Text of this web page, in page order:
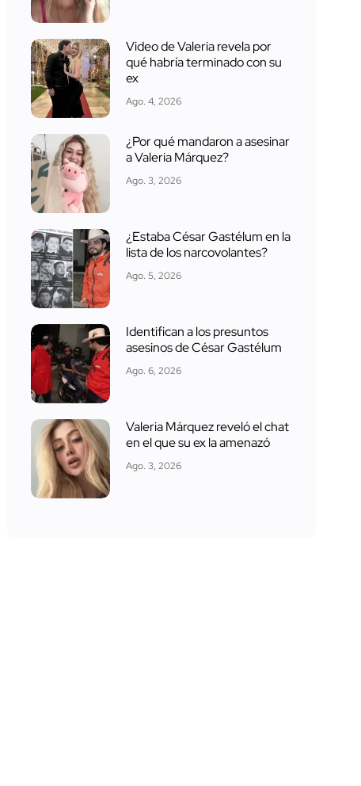
Video de Valeria revela por
qué habría terminado con su
ex
Ago. 4, 2026
¿Por qué mandaron a asesinar
a Valeria Márquez?
Ago. 3, 2026
¿Estaba César Gastélum en la
lista de los narcovolantes?
Ago. 5, 2026
Identifican a los presuntos
asesinos de César Gastélum
Ago. 6, 2026
Valeria Márquez reveló el chat
en el que su ex la amenazó
Ago. 3, 2026